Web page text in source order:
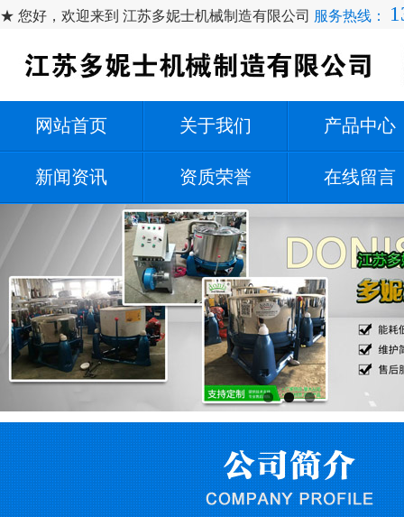
★ 您好，欢迎来到 江苏多妮士机械制造有限公司 服务热线：
网站首页 关于我们 产品中心
新闻资讯 资质荣誉 在线留言